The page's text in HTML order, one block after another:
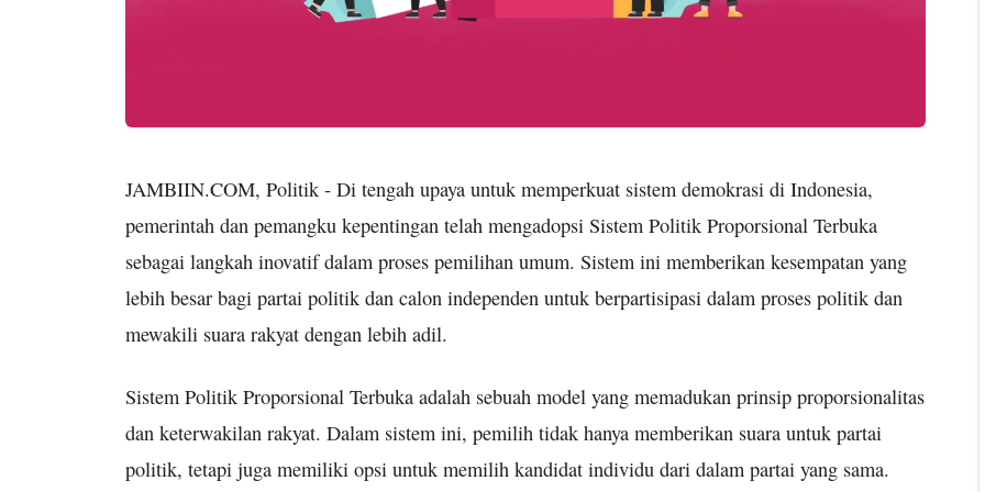
JAMBIIN.COM, Politik - Di tengah upaya untuk memperkuat sistem demokrasi di Indonesia,
pemerintah dan pemangku kepentingan telah mengadopsi Sistem Politik Proporsional Terbuka
sebagai langkah inovatif dalam proses pemilihan umum. Sistem ini memberikan kesempatan yang
lebih besar bagi partai politik dan calon independen untuk berpartisipasi dalam proses politik dan
mewakili suara rakyat dengan lebih adil.
Sistem Politik Proporsional Terbuka adalah sebuah model yang memadukan prinsip proporsionalitas
dan keterwakilan rakyat. Dalam sistem ini, pemilih tidak hanya memberikan suara untuk partai
politik, tetapi juga memiliki opsi untuk memilih kandidat individu dari dalam partai yang sama.